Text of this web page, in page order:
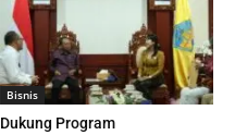
Bisnis
Dukung Program